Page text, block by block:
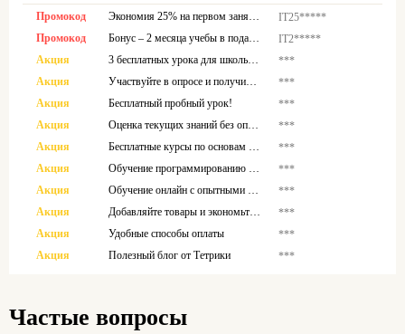
Промокод
IT25*****
Промокод
IТ2*****
Акция
***
Акция
***
Акция
Бесплатный пробный урок!
***
Акция
***
Акция
***
Акция
***
Акция
***
Акция
***
Акция
Удобные способы оплаты
***
Акция
Полезный блог от Тетрики ***
Частые вопросы